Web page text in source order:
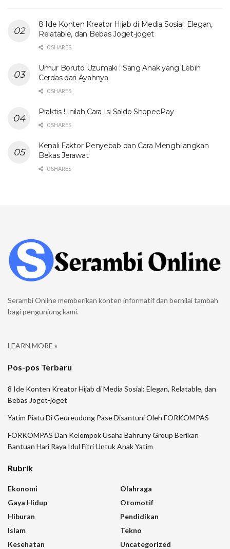
8 Ide Konten Kreator Hijab di Media Sosial: Elegan,
Relatable, dan Bebas Joget-joget
0 SHARES
Umur Boruto Uzumaki : Sang Anak yang Lebih
Cerdas dari Ayahnya
0 SHARES
Praktis ! Inilah Cara Isi Saldo ShopeePay
0 SHARES
Kenali Faktor Penyebab dan Cara Menghilangkan
Bekas Jerawat
0 SHARES
Serambi Online memberikan konten informatif dan bernilai tambah
bagi pengunjung kami.
LEARN MORE »
Pos-pos Terbaru
8 Ide Konten Kreator Hijab di Media Sosial: Elegan, Relatable, dan
Bebas Joget-joget
Yatim Piatu Di Geureudong Pase Disantuni Oleh FORKOMPAS
FORKOMPAS Dan Kelompok Usaha Bahruny Group Berikan
Bantuan Hari Raya Idul Fitri Untuk Anak Yatim
Rubrik
Ekonomi
Gaya Hidup
Hiburan
Islam
Kesehatan
Olahraga
Otomotif
Pendidikan
Tekno
Uncategorized